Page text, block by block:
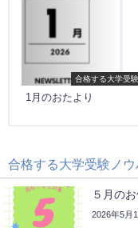
合格する大学受
1月のおたより
合格する大学受験ノウ
５月の
2026年5月